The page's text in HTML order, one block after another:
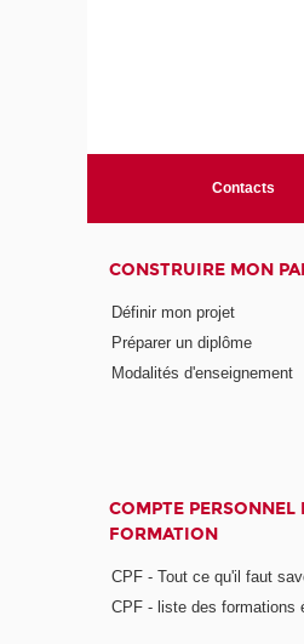
Contacts
CONSTRUIRE MON
Définir mon projet
Préparer un diplôme
Modalités d'enseignement
COMPTE PERSONNEL
FORMATION
CPF - Tout ce qu'il faut
CPF - liste des formations